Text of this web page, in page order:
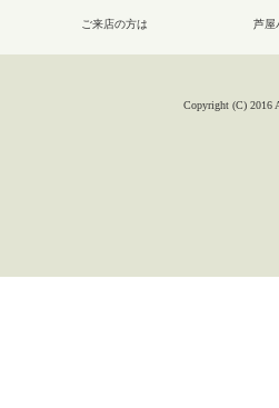
ご来店の方は 芦屋
Copyright (C) 2016